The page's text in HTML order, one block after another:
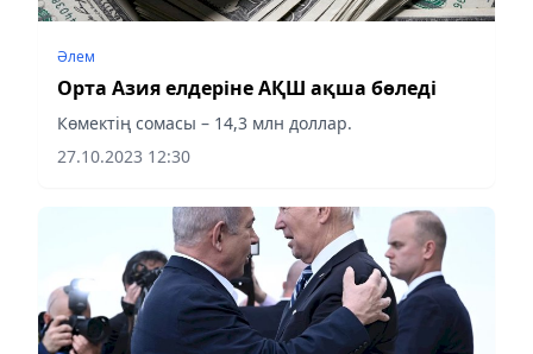
Әлем
Орта Азия елдеріне АҚШ ақша бөледі
Көмектің сомасы – 14,3 млн доллар.
27.10.2023 12:30